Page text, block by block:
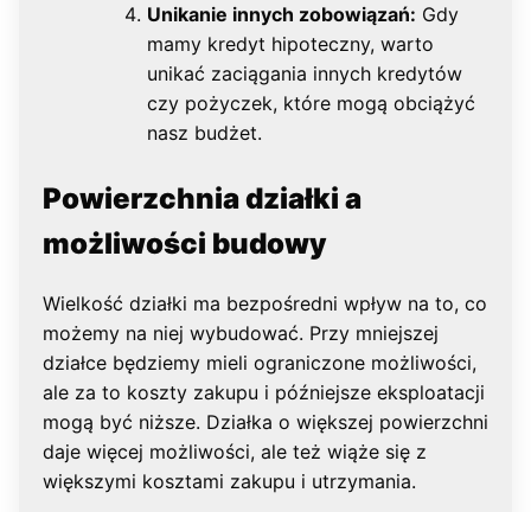
Unikanie innych zobowiązań: Gdy
mamy kredyt hipoteczny, warto
unikać zaciągania innych kredytów
czy pożyczek, które mogą obciążyć
nasz budżet.
Powierzchnia działki a
możliwości budowy
Wielkość działki ma bezpośredni wpływ na to, co
możemy na niej wybudować. Przy mniejszej
działce będziemy mieli ograniczone możliwości,
ale za to koszty zakupu i późniejsze eksploatacji
mogą być niższe. Działka o większej powierzchni
daje więcej możliwości, ale też wiąże się z
większymi kosztami zakupu i utrzymania.